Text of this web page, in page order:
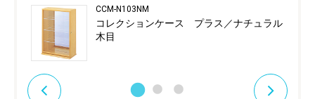
CCM-N103NM
コレクションケース プラス／ナチュラル
木目